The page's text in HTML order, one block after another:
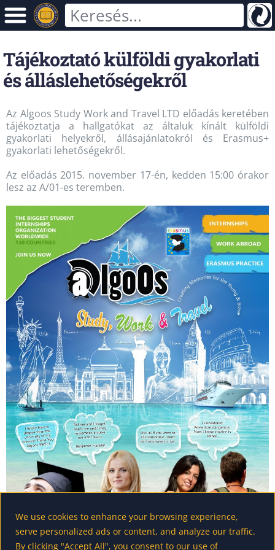
We use cookies to enhance your browsing experience,
serve personalized ads or content, and analyze our traffic.
By clicking "Accept All", you consent to our use of
Tájékoztató külföldi gyakorlati
és álláslehetőségekről
Az Algoos Study Work and Travel LTD előadás keretében
tájékoztatja a hallgatókat az általuk kínált külföldi
gyakorlati helyekről, állásajánlatokról és Erasmus+
gyakorlati lehetőségekről.
Az előadás 2015. november 17-én, kedden 15:00 órakor
lesz az A/01-es teremben.